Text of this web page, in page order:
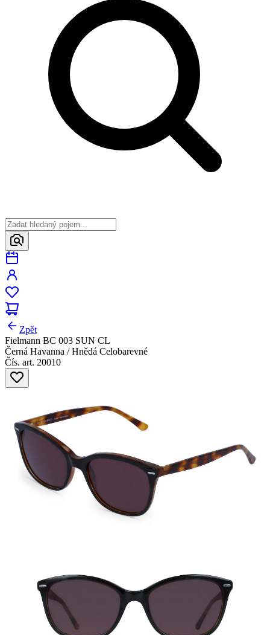
Zpět
Fielmann BC 003 SUN CL
Černá Havanna / Hnědá Celobarevné
Čís. art. 20010